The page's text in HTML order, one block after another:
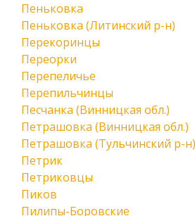
Пеньковка
Пеньковка (Литинский р-н)
Перекоринцы
Переорки
Перепеличье
Перепильчинцы
Песчанка (Винницкая обл.)
Петрашовка (Винницкая обл.)
Петрашовка (Тульчинский р-н)
Петрик
Петриковцы
Пиков
Пилипы-Боровские